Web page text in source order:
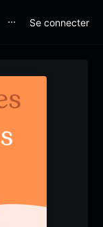
⋯ Se connecter